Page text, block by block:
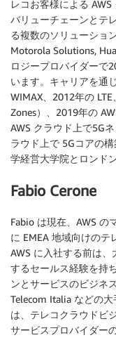
レコお客様による
バリューチェーンとテ
る複数のソリューショ
Motorola Solutions,
ロジープロバイダーで
います。キャリアを通
WIMAX、2012年の
Zones）、2019年の
AWS クラウド上で5G
ラウド上で 5Gコアの
学経営大学院とロンド
Fabio Cerone
Fabio は現在、AWS の
に EMEA 地域向けのテ
AWS に入社する前は
するセールス経験を持
ンとサービスのビジネ
Telecom Italia などの
は、テレコクラウドビ
サービスプロバイダー